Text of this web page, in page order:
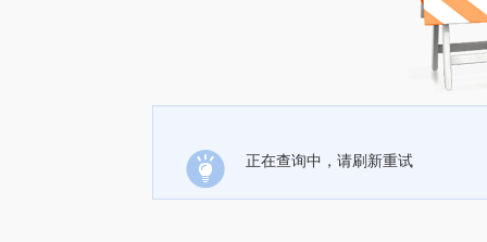
正在查询中，请刷新重试